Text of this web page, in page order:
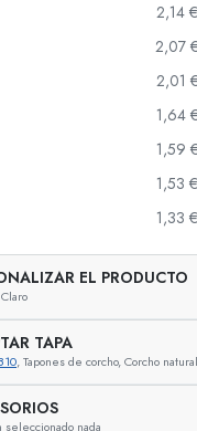
2,14 €
2,07 €
2,01 €
1,64 €
1,59 €
1,53 €
1,33 €
EL PRODUCTO
Claro
TAPA
, Tapones de corcho, Corcho
seleccionado nada